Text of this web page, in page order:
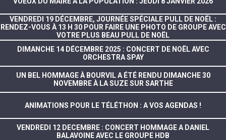
VENDREDI 19 DÉCEMBRE, JOURNÉE SPÉCIALE PULL DE NOËL :
RENDEZ-VOUS À 13 H 30 POUR FAIRE UNE PHOTO DE GROUPE AVEC
VOTRE PLUS BEAU PULL DE NOËL
DIMANCHE 14 DÉCEMBRE 2025 : CONCERT DE NOËL AVEC
ORCHESTRA SPAY
UN BEL HOMMAGE À BOURVIL A ÉTÉ RENDU DIMANCHE 30
NOVEMBRE À LA SUZE SUR SARTHE
ANIMATIONS POUR LE TÉLÉTHON : A VOS AGENDAS !
VENDREDI 12 DECEMBRE : CONCERT HOMMAGE A DANIEL
BALAVOINE AVEC LE GROUPE HDB